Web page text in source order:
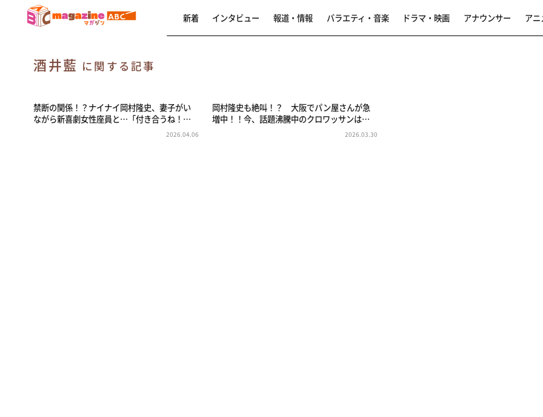
新着 インタビュー 報道・情報 バラエティ・音楽 ドラマ・映画 アナウンサー アニ
酒井藍 に関する記事
禁断の関係！？ナイナイ岡村隆史、妻子がい
ながら新喜劇女性座員と…「付き合うね！…
2026.04.06
岡村隆史も絶叫！？ 大阪でパン屋さんが急
増中！！今、話題沸騰中のクロワッサンは…
2026.03.30